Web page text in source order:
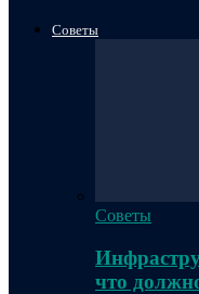
Советы
Советы
что